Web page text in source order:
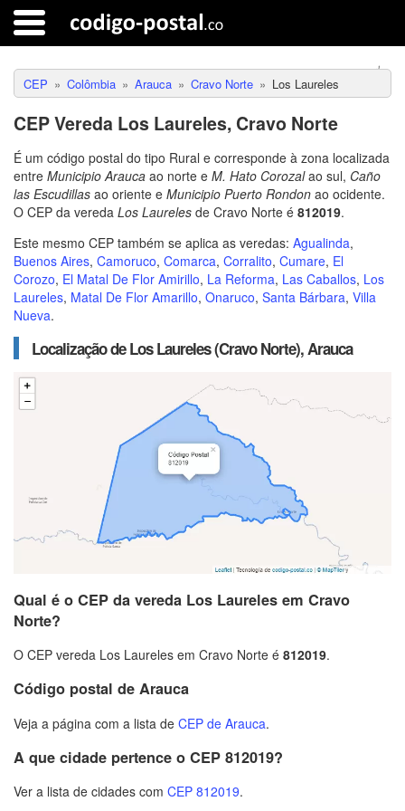
CEP Colômbia Arauca Cravo Norte Los Laureles
CEP Vereda Los Laureles, Cravo Norte
É um código postal do tipo Rural e corresponde à zona localizada
entre Municipio Arauca ao norte e M. Hato Corozalao sul, Caño
las Escudillas ao oriente e Municipio Puerto Rondon ao ocidente.
O CEP da vereda Los Laureles de Cravo Norte é 812019.
Este mesmo CEP também se aplica as veredas: Agualinda,
Buenos Aires, Camoruco, Comarca, Corralito, Cumare, El
Corozo, El Matal De Flor Amirillo, La Reforma, Las Caballos, Los
Laureles, Matal De Flor Amarillo, Onaruco, Santa Bárbara, Villa
Nueva.
Localização de Los Laureles (Cravo Norte), Arauca
Qual é o CEP da vereda Los Laureles em Cravo
Norte?
O CEP vereda Los Laureles em Cravo Norte é 812019.
Código postal de Arauca
Veja a página com a lista de CEP de Arauca.
A que cidade pertence o CEP 812019?
Ver a lista de cidades com CEP 812019.